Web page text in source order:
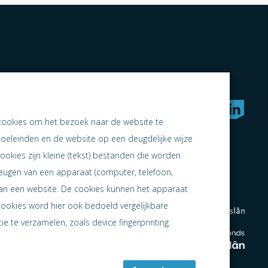
naar samen ondernemen
om het bezoek naar de website te
en de website op een deugdelijke wijze
zijn kleine (tekst) bestanden die worden
van een apparaat (computer, telefoon,
een website. De cookies kunnen het apparaat
word hier ook bedoeld vergelijkbare
te verzamelen, zoals device fingerprinting.